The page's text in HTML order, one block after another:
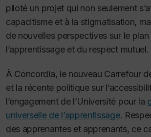
piloté un projet qui non seulement
capacitisme et à la stigmatisation,
de nouvelles perspectives sur le plan
l’apprentissage et du respect mutuel.
À Concordia, le nouveau Carrefour
et la récente politique sur
l’engagement de l’Université pour la
universelle de l’apprentissage.
des apprenantes et apprenants, ce